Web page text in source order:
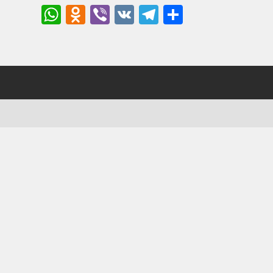
WhatsApp
Odnoklassniki
Viber
VK Telegram